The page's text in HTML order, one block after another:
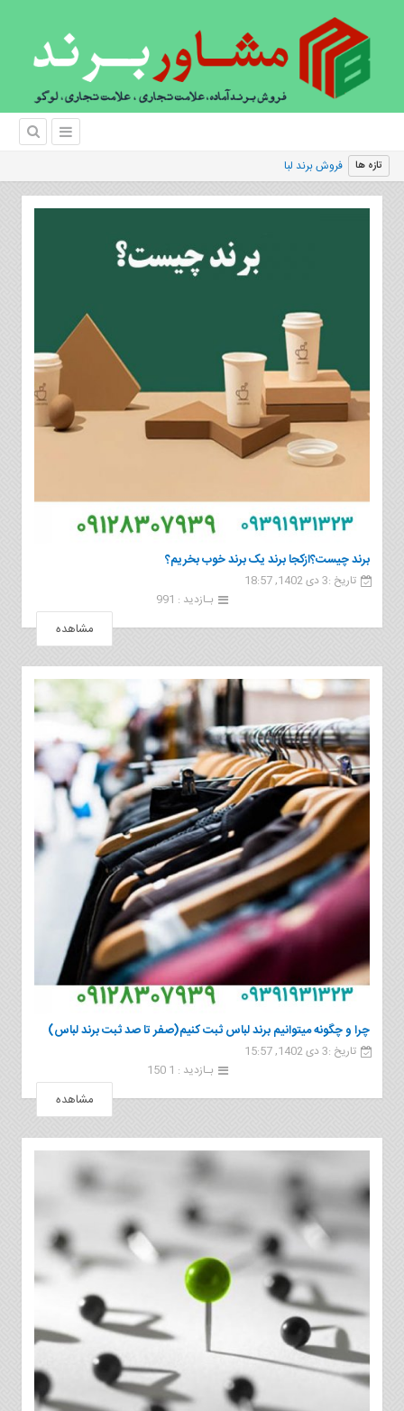
تازه ها فروش برند لباس و بهترین مارک برند ل
برند چیست؟ازکجا برند یک برند خوب بخریم؟
تاریخ :3 دی 1402, 18:57
بـازدید : 991
مشاهده
چرا و چگونه میتوانیم برند لباس ثبت کنیم(صفر تا صد ثبت برند لباس)
تاریخ :3 دی 1402, 15:57
بـازدید : 1 150
مشاهده